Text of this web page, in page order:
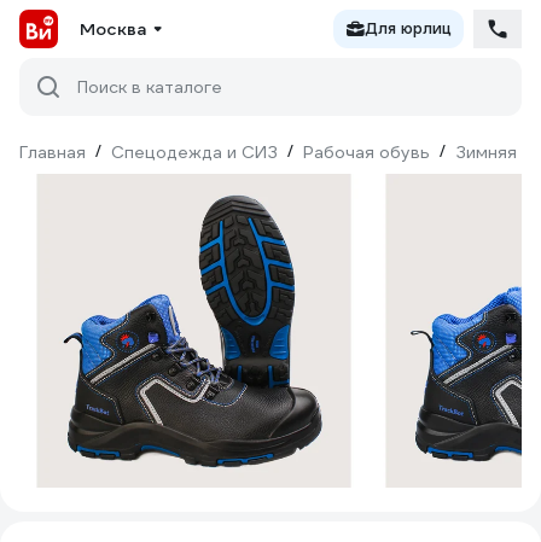
Москва Для юрлиц
Поиск в каталоге
Главная / Спецодежда и СИЗ / Рабочая обувь / Зимняя